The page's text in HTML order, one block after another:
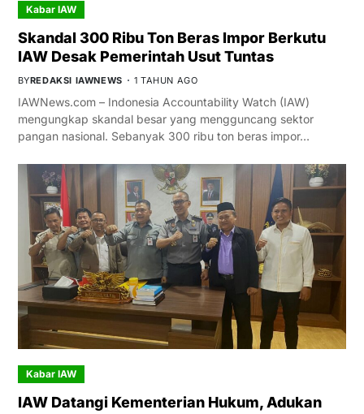
Kabar IAW
Skandal 300 Ribu Ton Beras Impor Berkutu
IAW Desak Pemerintah Usut Tuntas
BYREDAKSI IAWNEWS 1 TAHUN AGO
IAWNews.com – Indonesia Accountability Watch (IAW)
mengungkap skandal besar yang mengguncang sektor
pangan nasional. Sebanyak 300 ribu ton beras impor…
Kabar IAW
IAW Datangi Kementerian Hukum, Adukan